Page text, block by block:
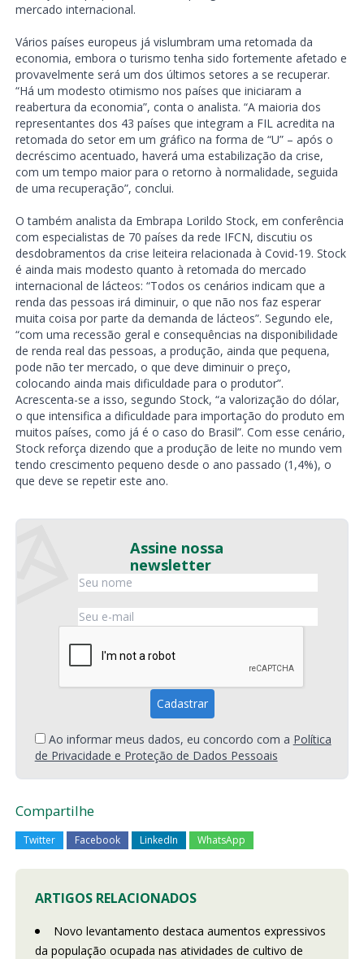
mercado internacional.
Vários países europeus já vislumbram uma retomada da
economia, embora o turismo tenha sido fortemente afetado e
provavelmente será um dos últimos setores a se recuperar.
“Há um modesto otimismo nos países que iniciaram a
reabertura da economia”, conta o analista. “A maioria dos
representantes dos 43 países que integram a FIL acredita na
retomada do setor em um gráfico na forma de “U” – após o
decréscimo acentuado, haverá uma estabilização da crise,
com um tempo maior para o retorno à normalidade, seguida
de uma recuperação”, conclui.
O também analista da Embrapa Lorildo Stock, em conferência
com especialistas de 70 países da rede IFCN, discutiu os
desdobramentos da crise leiteira relacionada à Covid-19. Stock
é ainda mais modesto quanto à retomada do mercado
internacional de lácteos: “Todos os cenários indicam que a
renda das pessoas irá diminuir, o que não nos faz esperar
muita coisa por parte da demanda de lácteos”. Segundo ele,
“com uma recessão geral e consequências na disponibilidade
de renda real das pessoas, a produção, ainda que pequena,
pode não ter mercado, o que deve diminuir o preço,
colocando ainda mais dificuldade para o produtor”.
Acrescenta-se a isso, segundo Stock, “a valorização do dólar,
o que intensifica a dificuldade para importação do produto em
muitos países, como já é o caso do Brasil”. Com esse cenário,
Stock reforça dizendo que a produção de leite no mundo vem
tendo crescimento pequeno desde o ano passado (1,4%), o
que deve se repetir este ano.
Assine nossa
newsletter
Ao informar meus dados, eu concordo com a Política
de Privacidade e Proteção de Dados Pessoais
Compartilhe
Twitter Facebook LinkedIn WhatsApp
ARTIGOS RELACIONADOS
Novo levantamento destaca aumentos expressivos
da população ocupada nas atividades de cultivo de